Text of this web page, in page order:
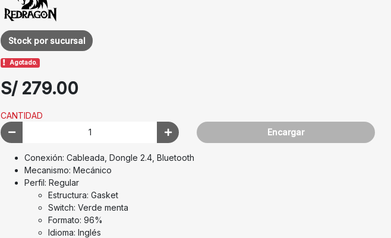
Stock por sucursal
Agotado.
S/ 279.00
CANTIDAD
Encargar
Conexión: Cableada, Dongle 2.4, Bluetooth
Mecanismo: Mecánico
Perfil: Regular
Estructura: Gasket
Switch: Verde menta
Formato: 96%
Idioma: Inglés